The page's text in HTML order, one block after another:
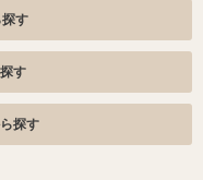
す
す
探す